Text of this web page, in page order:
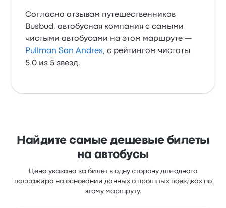
Согласно отзывам путешественников
Busbud, автобусная компания с самыми
чистыми автобусами на этом маршруте —
Pullman San Andres, с рейтингом чистоты
5.0 из 5 звезд.
Найдите самые дешевые билеты
на автобусы
Цена указана за билет в одну сторону для одного
пассажира на основании данных о прошлых поездках по
этому маршруту.